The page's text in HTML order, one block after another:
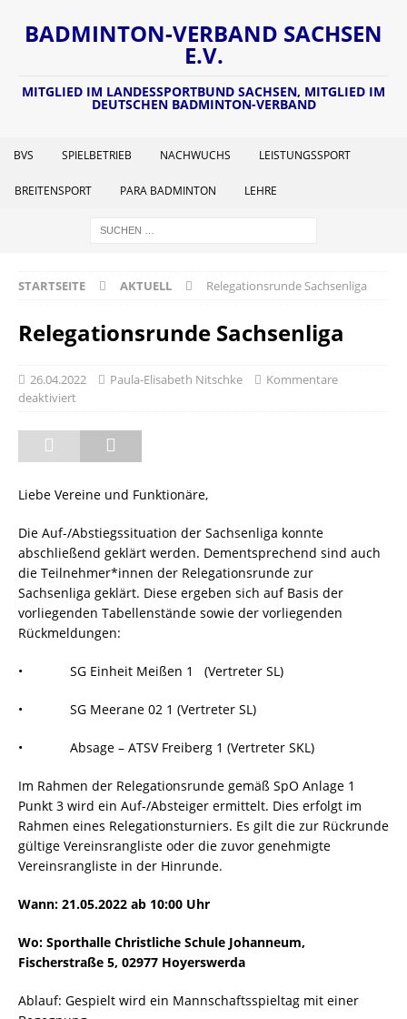
BADMINTON-VERBAND SACHSEN
E.V.
MITGLIED IM LANDESSPORTBUND SACHSEN, MITGLIED IM
DEUTSCHEN BADMINTON-VERBAND
BVS SPIELBETRIEB NACHWUCHS LEISTUNGSSPORT
BREITENSPORT PARA BADMINTON LEHRE
STARTSEITE AKTUELL Relegationsrunde Sachsenliga
Relegationsrunde Sachsenliga
26.04.2022 Paula-Elisabeth Nitschke
Kommentare
deaktiviert
Liebe Vereine und Funktionäre,
Die Auf-/Abstiegssituation der Sachsenliga konnte
abschließend geklärt werden. Dementsprechend sind auch
die Teilnehmer*innen der Relegationsrunde zur
Sachsenliga geklärt. Diese ergeben sich auf Basis der
vorliegenden Tabellenstände sowie der vorliegenden
Rückmeldungen:
• SG Einheit Meißen 1 (Vertreter SL)
• SG Meerane 02 1 (Vertreter SL)
• Absage – ATSV Freiberg 1 (Vertreter SKL)
Im Rahmen der Relegationsrunde gemäß SpO Anlage 1
Punkt 3 wird ein Auf-/Absteiger ermittelt. Dies erfolgt im
Rahmen eines Relegationsturniers. Es gilt die zur Rückrunde
gültige Vereinsrangliste oder die zuvor genehmigte
Vereinsrangliste in der Hinrunde.
Wann: 21.05.2022 ab 10:00 Uhr
Wo: Sporthalle Christliche Schule Johanneum,
Fischerstraße 5, 02977 Hoyerswerda
Ablauf: Gespielt wird ein Mannschaftsspieltag mit einer